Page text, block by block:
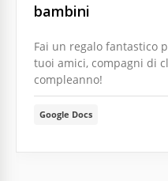
bambini
Fai un regalo fantastico
tuoi amici, compagni di
compleanno!
Google Docs